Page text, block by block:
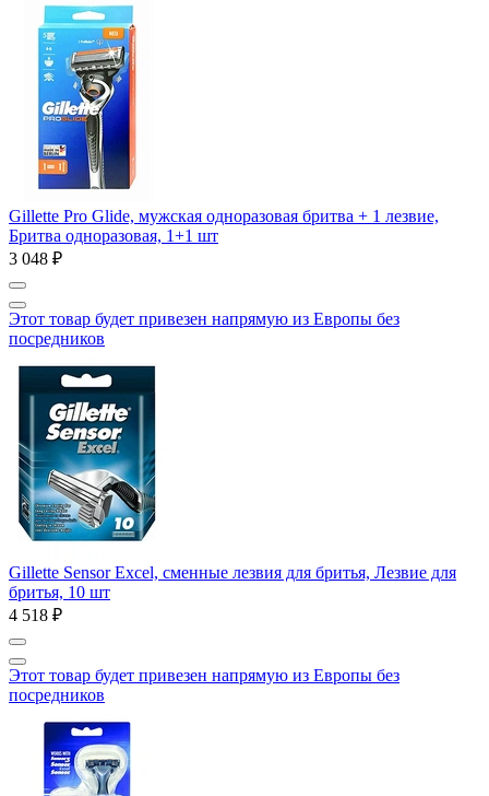
Gillette Pro Glide, мужская одноразовая бритва + 1 лезвие,
Бритва одноразовая, 1+1 шт
3 048 ₽
Этот товар будет привезен напрямую из Европы без
посредников
Gillette Sensor Excel, сменные лезвия для бритья, Лезвие для
бритья, 10 шт
4 518 ₽
Этот товар будет привезен напрямую из Европы без
посредников